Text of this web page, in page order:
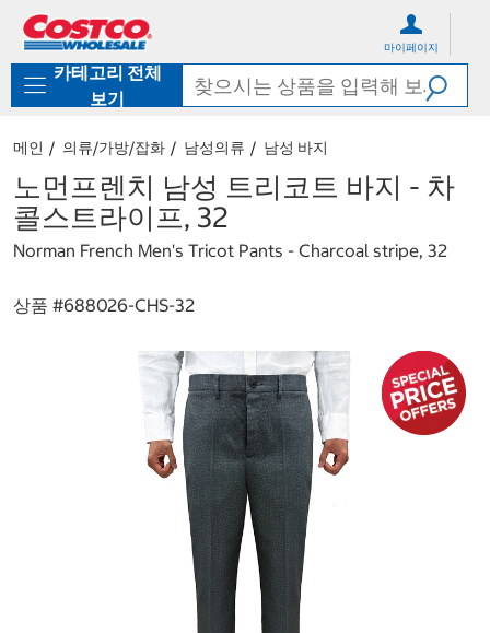
로
기
가
마이페이지
카테고리 전체
보기
메인 의류/가방/잡화 남성의류 남성 바지
노먼프렌치 남성 트리코트 바지 - 차
콜스트라이프, 32
Norman French Men's Tricot Pants - Charcoal stripe, 32
상품 #688026-CHS-32